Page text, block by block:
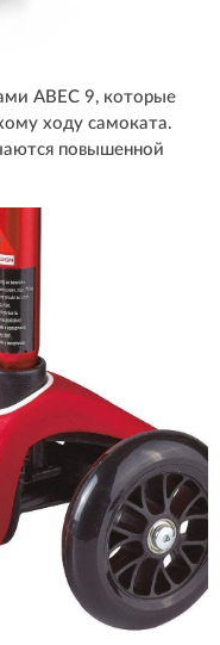
ABEC 9, которые
ходу самоката.
повышенной